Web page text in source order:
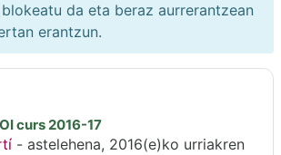
da eta beraz aurrerantzean
erantzun.
curs 2016-17
- astelehena, 2016(e)ko urriakren
0